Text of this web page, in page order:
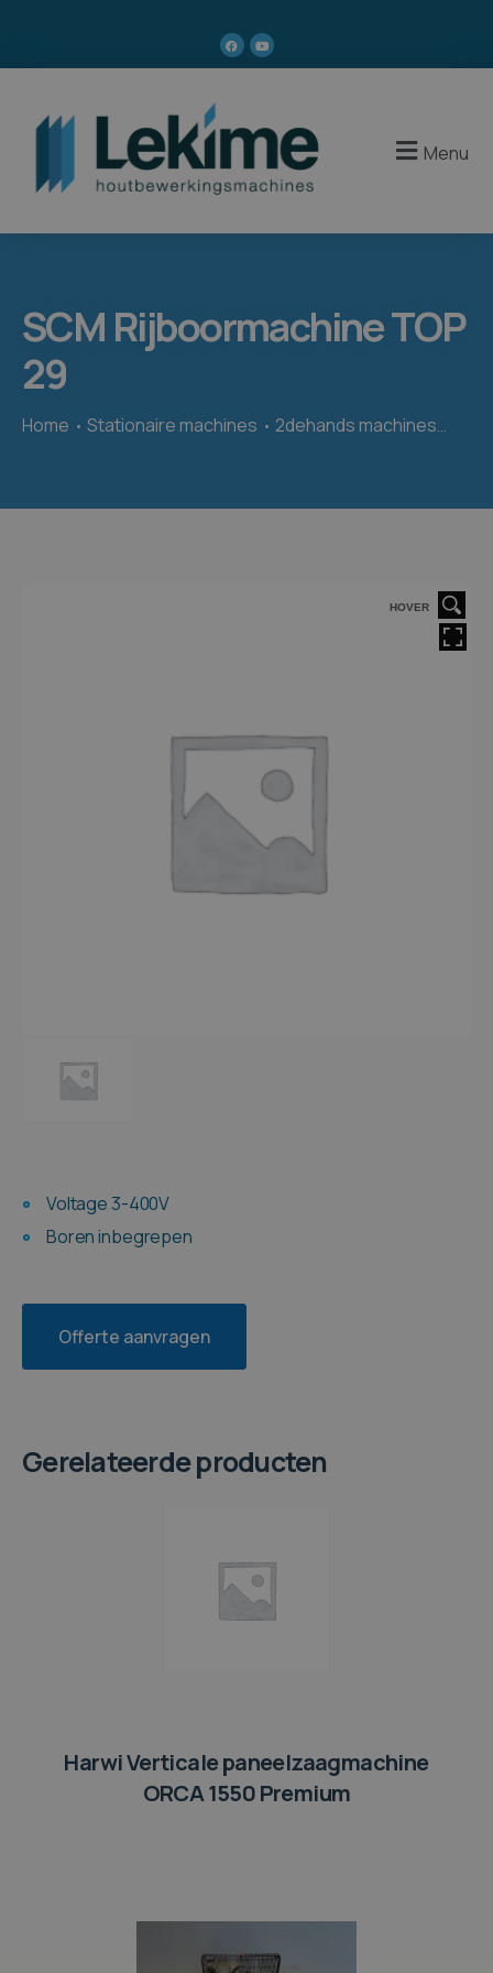
Menu
SCM Rijboormachine TOP
29
Home Stationaire machines 2dehands machines
HOVER
Voltage 3-400V
Boren inbegrepen
Offerte aanvragen
Gerelateerde producten
Harwi Verticale paneelzaagmachine
ORCA 1550 Premium